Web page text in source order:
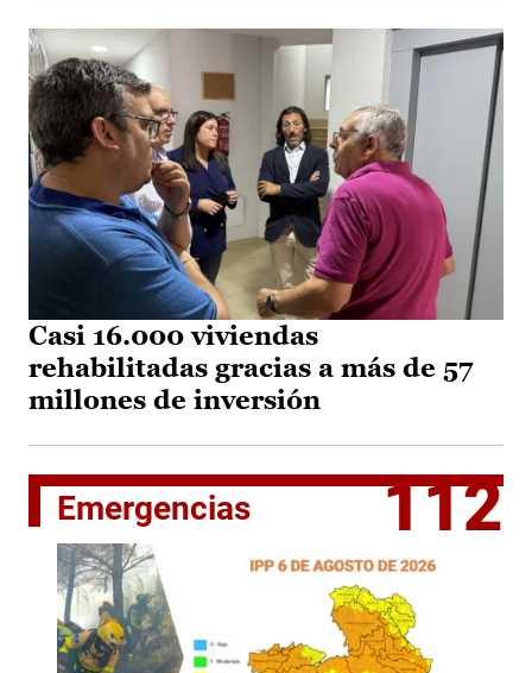
Casi 16.000 viviendas
rehabilitadas gracias a más de 57
millones de inversión
Emergencias 112